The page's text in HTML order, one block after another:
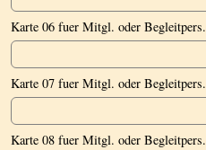
Karte 06 fuer Mitgl. oder Begleitpers.
Karte 07 fuer Mitgl. oder Begleitpers.
Karte 08 fuer Mitgl. oder Begleitpers.